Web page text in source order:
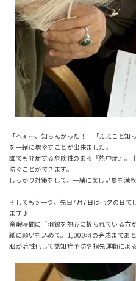
「へぇ～、知らんかった！」「ええこと
を一緒に増やすことが出来ました。
誰でも発症する危険性のある『熱中症』。
防ぐことができます。
しっかり対策をして、一緒に楽しい夏を満
そしてもう一つ、先日7月7日は七夕の日で
ます♪
余暇時間に千羽鶴を熱心に折られている方
紙に願いを込めて。1,000羽の完成まであ
脳が活性化して認知症予防や指先運動によ